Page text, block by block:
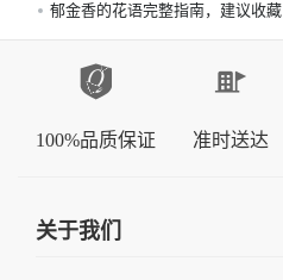
郁金香的花语完整指南，建议收藏
100%品质保证 准时送达
关于我们